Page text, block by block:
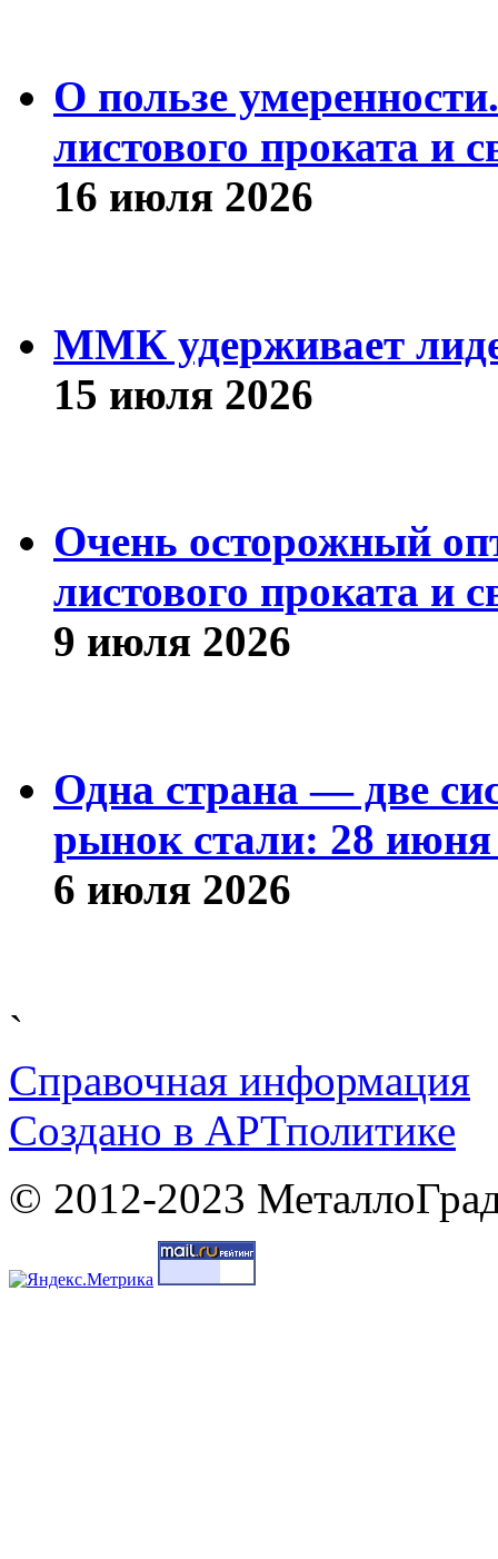
О пользе
листового проката и
16 июля 2026
ММК удерживает
15 июля 2026
Очень осторожный
листового проката и
9 июля 2026
Одна страна — две
рынок стали: 28
6 июля 2026
`
Справочная информация
Cоздано в АРТполитике
© 2012-2023